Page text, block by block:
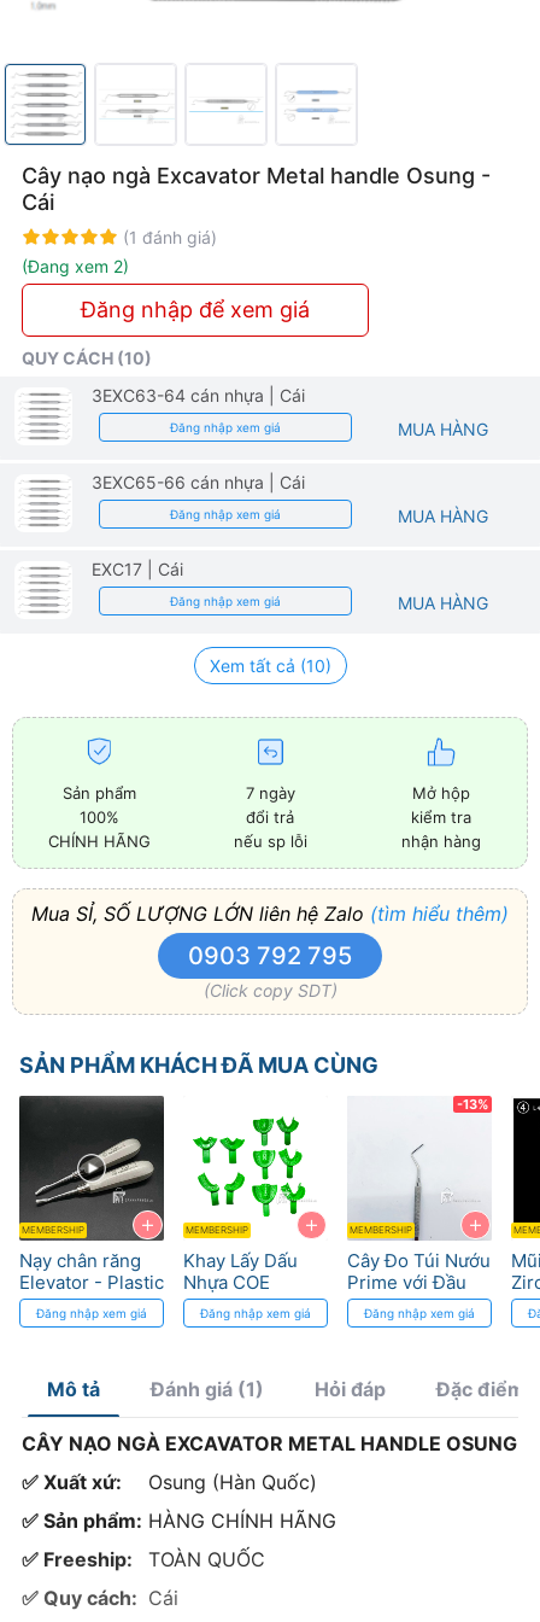
Cây nạo ngà Excavator Metal handle Osung -
Cái
Rating: 100%
(1 đánh giá)
(Đang xem 2)
Đăng nhập để xem giá
QUY CÁCH (10)
3EXC63-64 cán nhựa
| Cái
Đăng nhập xem giá MUA HÀNG
3EXC65-66 cán nhựa | Cái
Đăng nhập xem giá MUA HÀNG
EXC17 | Cái
Đăng nhập xem giá MUA HÀNG
Xem tất cả (10)
Sản phẩm
100%
CHÍNH HÃNG
7 ngày
đổi trả
nếu sp lỗi
Mở hộp
kiểm tra
nhận hàng
Mua SỈ, SỐ LƯỢNG LỚN liên hệ Zalo (tìm hiểu thêm)
0903 792 795
(Click copy SDT)
SẢN PHẨM KHÁCH ĐÃ MUA CÙNG
+
MEMBERSHIP
Nạy chân răng
Elevator - Plastic
handle Osung
Đăng nhập xem giá
+
MEMBERSHIP
Khay Lấy Dấu
Nhựa COE
Zigzag Dùng Một
Lần
Đăng nhập xem giá
+
-13%
MEMBERSHIP
Cây Đo Túi Nướu
Prime với Đầu
Dò Thép Không
Gỉ
Đăng nhập xem giá
Độ
Mô tả Đánh giá (1) Hỏi đáp Đặc điểm
CÂY NẠO NGÀ EXCAVATOR METAL HANDLE OSUNG
✅ Xuất xứ:
Osung (Hàn Quốc)
✅ Sản phẩm: HÀNG CHÍNH HÃNG
✅ Freeship:
TOÀN QUỐC
✅ Quy cách: Cái